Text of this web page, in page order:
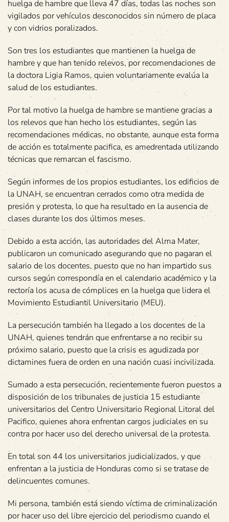
huelga de hambre que lleva 47 días, todas las noches son
vigilados por vehículos desconocidos sin número de placa
y con vidrios poralizados.
Son tres los estudiantes que mantienen la huelga de
hambre y que han tenido relevos, por recomendaciones de
la doctora Ligia Ramos, quien voluntariamente evalúa la
salud de los estudiantes.
Por tal motivo la huelga de hambre se mantiene gracias a
los relevos que han hecho los estudiantes, según las
recomendaciones médicas, no obstante, aunque esta forma
de acción es totalmente pacifica, es amedrentada utilizando
técnicas que remarcan el fascismo.
Según informes de los propios estudiantes, los edificios de
la UNAH, se encuentran cerrados como otra medida de
presión y protesta, lo que ha resultado en la ausencia de
clases durante los dos últimos meses.
Debido a esta acción, las autoridades del Alma Mater,
publicaron un comunicado asegurando que no pagaran el
salario de los docentes, puesto que no han impartido sus
cursos según correspondía en el calendario académico y la
rectoría los acusa de cómplices en la huelga que lidera el
Movimiento Estudiantil Universitario (MEU).
La persecución también ha llegado a los docentes de la
UNAH, quienes tendrán que enfrentarse a no recibir su
próximo salario, puesto que la crisis es agudizada por
dictamines fuera de orden en una nación cuasi incivilizada.
Sumado a esta persecución, recientemente fueron puestos a
disposición de los tribunales de justicia 15 estudiante
universitarios del Centro Universitario Regional Litoral del
Pacifico, quienes ahora enfrentan cargos judiciales en su
contra por hacer uso del derecho universal de la protesta.
En total son 44 los universitarios judicializados, y que
enfrentan a la justicia de Honduras como si se tratase de
delincuentes comunes.
Mi persona, también está siendo víctima de criminalización
por hacer uso del libre ejercicio del periodismo cuando el